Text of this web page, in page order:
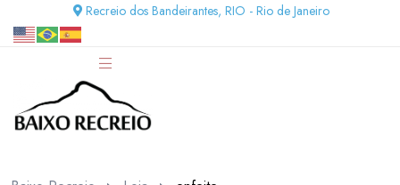
Recreio dos Bandeirantes, RIO - Rio de Janeiro